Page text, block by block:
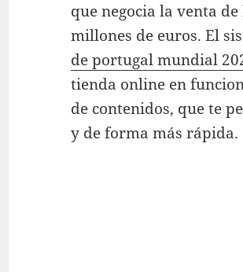
que negocia la venta
millones de euros. El
de portugal mundial
tienda online en
de contenidos, que te
y de forma más rápida.